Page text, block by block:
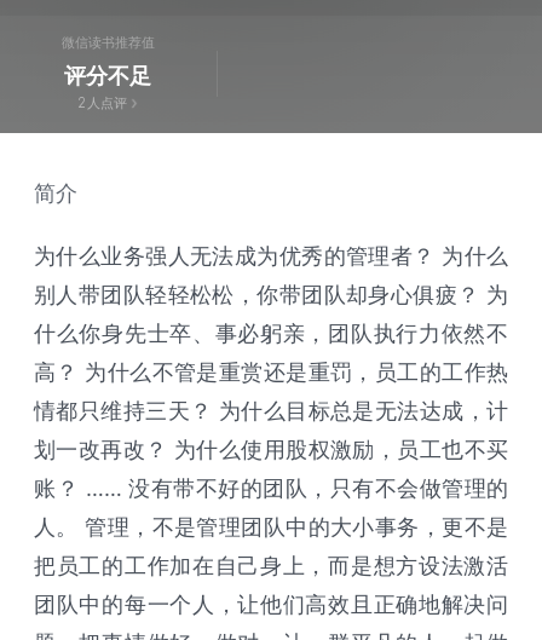
微信读书推荐值
评分不足
2 人点评
简介
为什么业务强人无法成为优秀的管理者？ 为什么
别人带团队轻轻松松，你带团队却身心俱疲？ 为
什么你身先士卒、事必躬亲，团队执行力依然不
高？ 为什么不管是重赏还是重罚，员工的工作热
情都只维持三天？ 为什么目标总是无法达成，计
划一改再改？ 为什么使用股权激励，员工也不买
账？ …… 没有带不好的团队，只有不会做管理的
人。 管理，不是管理团队中的大小事务，更不是
把员工的工作加在自己身上，而是想方设法激活
团队中的每一个人，让他们高效且正确地解决问